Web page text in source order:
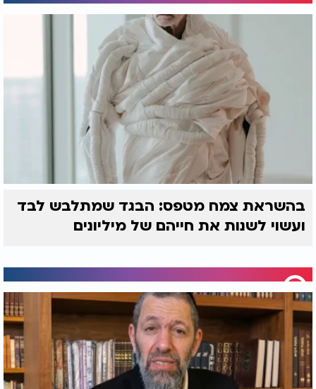
בהשראת צמח מטפס: הבגד שמתלבש לבד
ועשוי לשנות את חייהם של מיליונים